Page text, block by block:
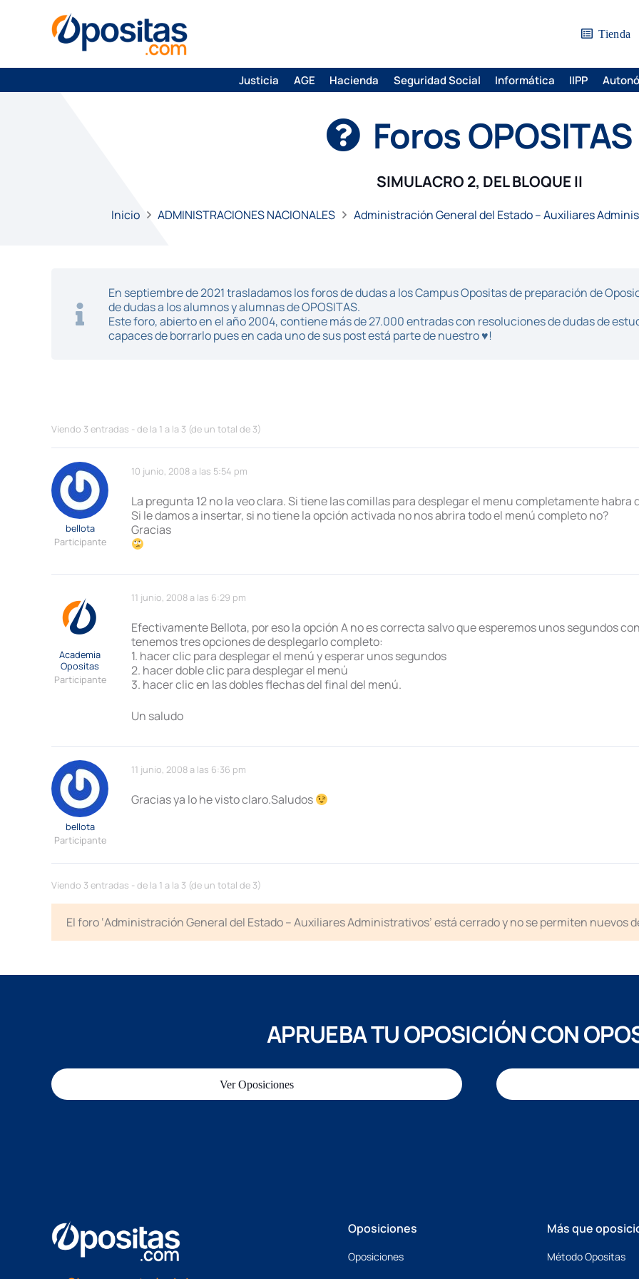
Tienda
Justicia AGE Hacienda Seguridad Social Informática IIPP
Foros OPOSITAS
SIMULACRO 2, DEL BLOQUE II
Inicio ADMINISTRACIONES NACIONALES Administración General del Estado – Auxiliares
En septiembre de 2021 trasladamos los foros de dudas a los Campus Opositas de preparación de
de dudas a los alumnos y alumnas de OPOSITAS.
Este foro, abierto en el año 2004, contiene más de 27.000 entradas con resoluciones de dudas de
capaces de borrarlo pues en cada uno de sus post está parte de nuestro ♥!
Viendo 3 entradas - de la 1 a la 3 (de un total de 3)
10 junio, 2008 a las 5:54 pm
bellota
Participante
La pregunta 12 no la veo clara. Si tiene las comillas para desplegar el menu completamente
Si le damos a insertar, si no tiene la opción activada no nos abrira todo el menú completo no?
Gracias
11 junio, 2008 a las 6:29 pm
Academia
Opositas
Participante
Efectivamente Bellota, por eso la opción A no es correcta salvo que esperemos unos segundos
tenemos tres opciones de desplegarlo completo:
1. hacer clic para desplegar el menú y esperar unos segundos
2. hacer doble clic para desplegar el menú
3. hacer clic en las dobles flechas del final del menú.
Un saludo
11 junio, 2008 a las 6:36 pm
bellota
Participante
Gracias ya lo he visto claro.Saludos
Viendo 3 entradas - de la 1 a la 3 (de un total de 3)
El foro ‘Administración General del Estado – Auxiliares Administrativos’ está cerrado y no se permiten nuevos
APRUEBA TU OPOSICIÓN CON
Ver Oposiciones
Oposiciones
Oposiciones
Más que
Método Opositas